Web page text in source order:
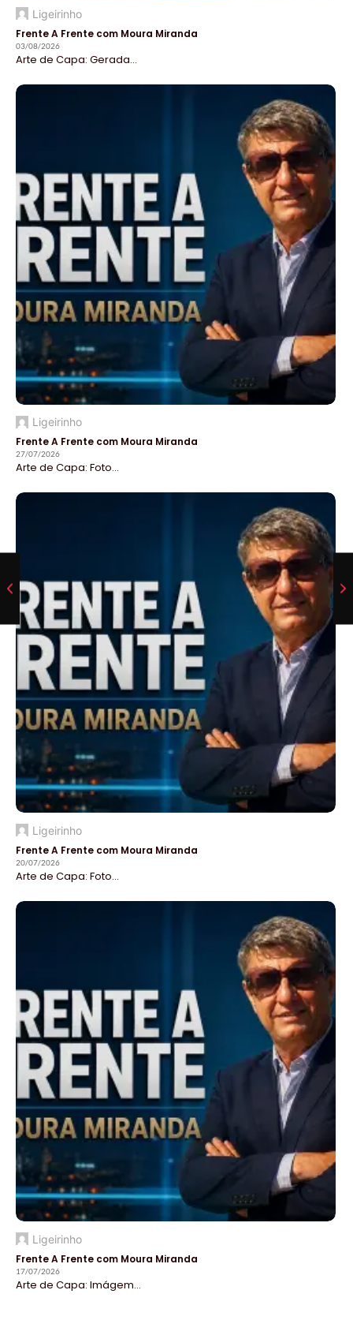
Ligeirinho
Frente A Frente com Moura Miranda
03/08/2026
Arte de Capa: Gerada...
Ligeirinho
Frente A Frente com Moura Miranda
27/07/2026
Arte de Capa: Foto...
Ligeirinho
Frente A Frente com Moura Miranda
20/07/2026
Arte de Capa: Foto...
Ligeirinho
Frente A Frente com Moura Miranda
17/07/2026
Arte de Capa: Imágem...